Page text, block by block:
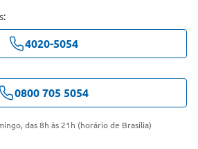
4020-5054
0800 705 5054
das 8h às 21h (horário de Brasília)